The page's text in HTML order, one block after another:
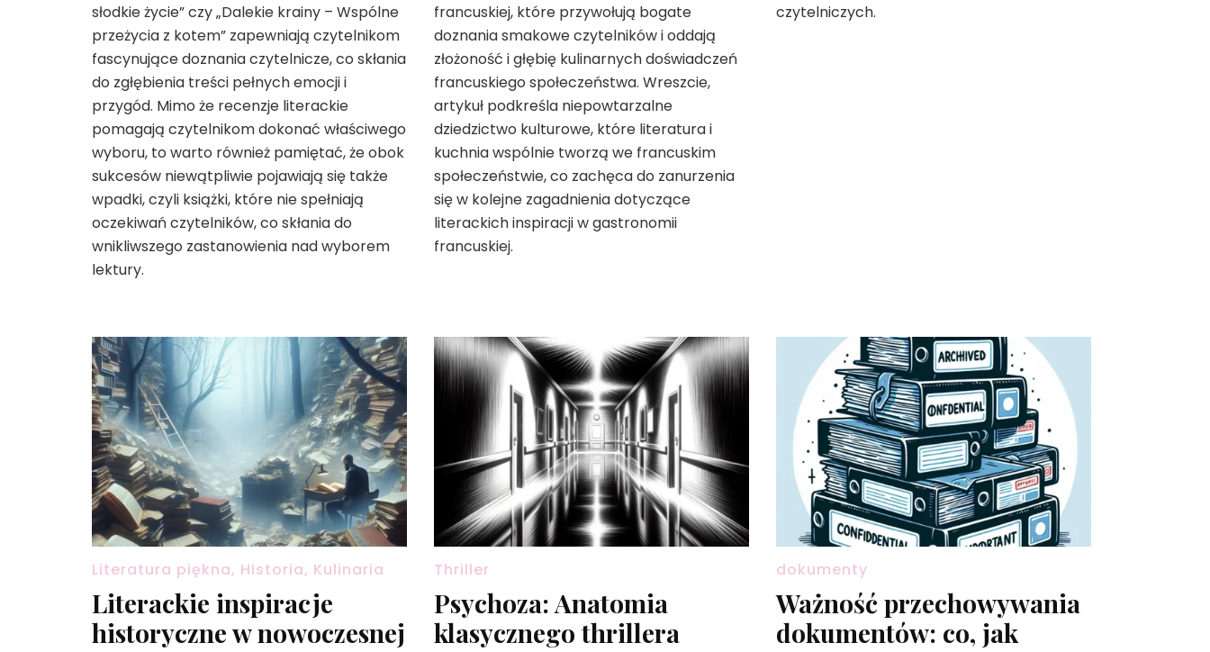
słodkie życie” czy „Dalekie krainy – Wspólne
przeżycia z kotem” zapewniają czytelnikom
fascynujące doznania czytelnicze, co skłania
do zgłębienia treści pełnych emocji i
przygód. Mimo że recenzje literackie
pomagają czytelnikom dokonać właściwego
wyboru, to warto również pamiętać, że obok
sukcesów niewątpliwie pojawiają się także
wpadki, czyli książki, które nie spełniają
oczekiwań czytelników, co skłania do
wnikliwszego zastanowienia nad wyborem
lektury.
francuskiej, które przywołują bogate
doznania smakowe czytelników i oddają
złożoność i głębię kulinarnych doświadczeń
francuskiego społeczeństwa. Wreszcie,
artykuł podkreśla niepowtarzalne
dziedzictwo kulturowe, które literatura i
kuchnia wspólnie tworzą we francuskim
społeczeństwie, co zachęca do zanurzenia
się w kolejne zagadnienia dotyczące
literackich inspiracji w gastronomii
francuskiej.
czytelniczych.
Literatura piękna, Historia, Kulinaria
Literackie inspiracje
historyczne w nowoczesnej
Thriller
Psychoza: Anatomia
klasycznego thrillera
dokumenty
Ważność przechowywania
dokumentów: co, jak